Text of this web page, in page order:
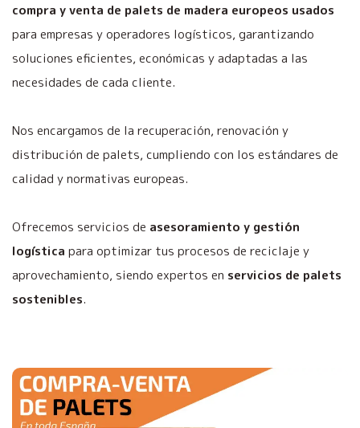
compra y venta de palets de madera europeos usados
para empresas y operadores logísticos, garantizando
soluciones eficientes, económicas y adaptadas a las
necesidades de cada cliente.
Nos encargamos de la recuperación, renovación y
distribución de palets, cumpliendo con los estándares de
calidad y normativas europeas.
Ofrecemos servicios de asesoramiento y gestión
logística para optimizar tus procesos de reciclaje y
aprovechamiento, siendo expertos en servicios de palets
sostenibles.